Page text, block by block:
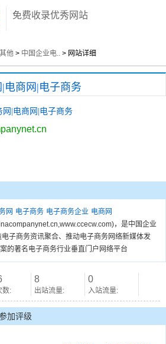
免费收录优秀网站
其他 > 中国企业电.. > 网站详细
电商网|电子商务
网|电商网|电子商务
网 电子商务 电子商务企业 电商网
，是中国企业
子商务资讯聚合、推动电子商务网络新媒体发
的著名电子商务行业垂直门户网络平台
数:
8
出站流量:
0
入站流量:
加评级